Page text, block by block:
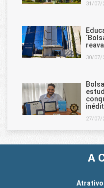
31/07/
30/07/
27/07/
A